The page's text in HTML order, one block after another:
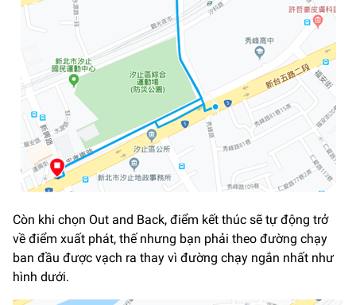
Còn khi chọn Out and Back, điểm kết thúc sẽ tự động trở
về điểm xuất phát, thế nhưng bạn phải theo đường chạy
ban đầu được vạch ra thay vì đường chạy ngắn nhất như
hình dưới.